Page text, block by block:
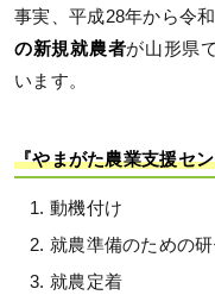
事実、平成28年から令
の新規就農者が山形県
います。
『やまがた農業支援セ
動機付け
就農準備のための
就農定着